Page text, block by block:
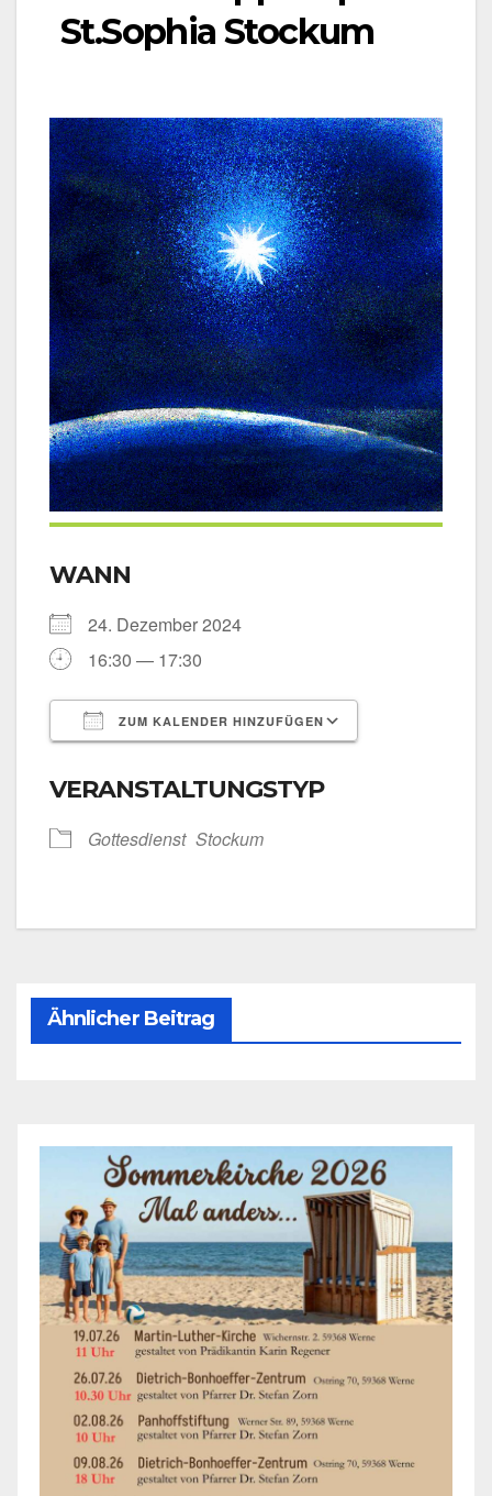
St.Sophia Stockum
WANN
24. Dezem­ber 2024
16:30 — 17:30
ZUM KALENDER HINZUFÜGEN
VERANSTALTUNGSTYP
Got­tes­dienst Sto­ckum
Ähnlicher Beitrag